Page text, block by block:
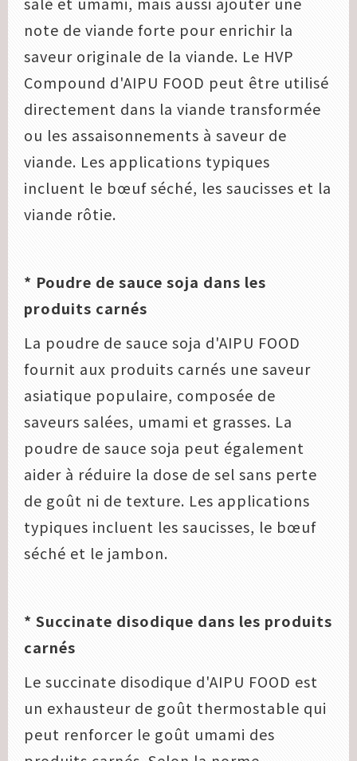
note de viande forte pour enrichir la
saveur originale de la viande. Le HVP
Compound d'AIPU FOOD peut être utilisé
directement dans la viande transformée
ou les assaisonnements à saveur de
viande. Les applications typiques
incluent le bœuf séché, les saucisses et la
viande rôtie.
* Poudre de sauce soja dans les
produits carnés
La poudre de sauce soja d'AIPU FOOD
fournit aux produits carnés une saveur
asiatique populaire, composée de
saveurs salées, umami et grasses. La
poudre de sauce soja peut également
aider à réduire la dose de sel sans perte
de goût ni de texture. Les applications
typiques incluent les saucisses, le bœuf
séché et le jambon.
* Succinate disodique dans les produits
carnés
Le succinate disodique d'AIPU FOOD est
un exhausteur de goût thermostable qui
peut renforcer le goût umami des